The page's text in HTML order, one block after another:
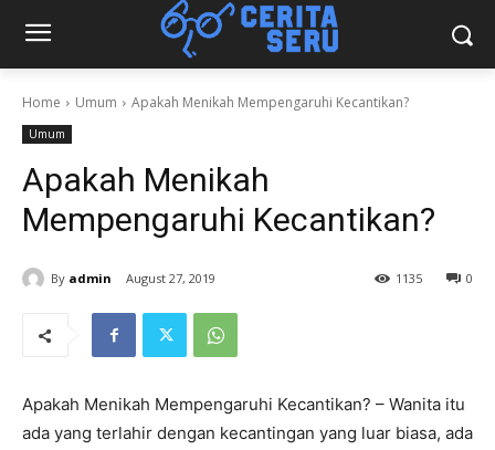
Home Umum Apakah Menikah Mempengaruhi Kecantikan?
Umum
Apakah Menikah
Mempengaruhi Kecantikan?
By admin August 27, 2019 0
1135
Apakah Menikah Mempengaruhi Kecantikan? – Wanita itu
ada yang terlahir dengan kecantingan yang luar biasa, ada